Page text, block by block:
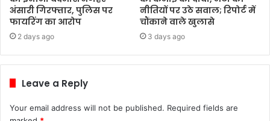
अंसारी गिरफ्तार, पुलिस पर
फायरिंग का आरोप
2 days ago
नीतियों पर उठे सवाल; रिपोर्ट में
चौंकाने वाले खुलासे
3 days ago
Leave a Reply
Your email address will not be published. Required fields are